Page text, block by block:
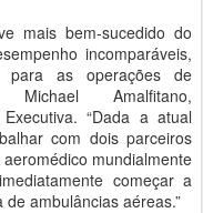
mais bem-sucedido do
incomparáveis,
para as operações de
Amalfitano,
Executiva. “Dada a atual
com dois parceiros
mundialmente
começar a
ambulâncias aéreas.”